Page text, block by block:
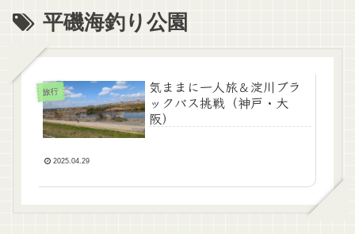
平磯海釣り公園
旅行
気ままに一人旅＆淀川ブラ
ックバス挑戦（神戸・大
阪）
2025.04.29